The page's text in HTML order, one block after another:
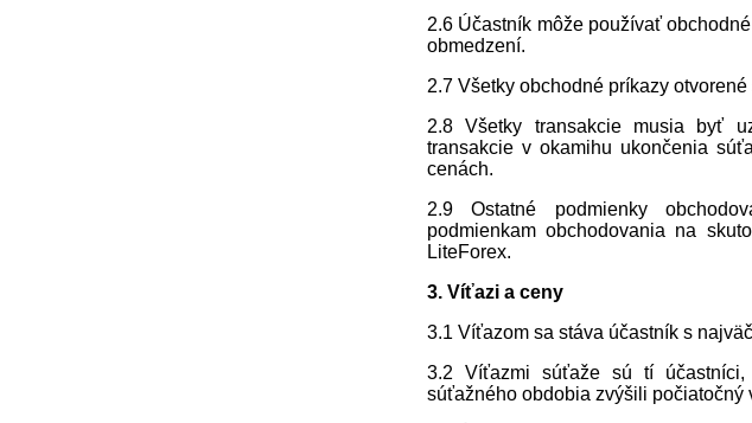
2.6 Účastník môže používať
obmedzení.
2.7 Všetky obchodné príkazy
2.8 Všetky transakcie musia byť
transakcie v okamihu ukončenia
cenách.
2.9 Ostatné podmienky
podmienkam obchodovania na
LiteForex.
3. Víťazi a ceny
3.1 Víťazom sa stáva účastník s
3.2 Víťazmi súťaže sú tí účastníci,
súťažného obdobia zvýšili počiatočný